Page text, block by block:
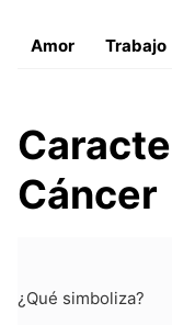
Amor Trabajo
Cáncer
¿Qué simboliza?